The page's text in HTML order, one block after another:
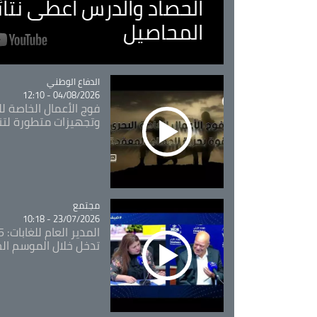
الحصاد والدرس اعطى
المحاصيل
Catégorie
الدفاع الوطني
04/08/2026 - 12:10
فوج الأعمال الخاصة
وتجهيزات متطورة
Catégorie
مجتمع
23/07/2026 - 10:18
تدخل خلال الموسم